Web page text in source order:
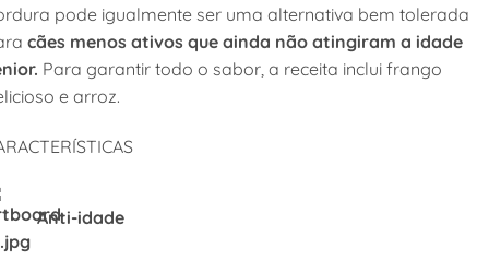
pode igualmente ser uma alternativa bem tolerada
cães menos ativos que ainda não atingiram a idade
Para garantir todo o sabor, a receita inclui frango
e arroz.
Anti-idade